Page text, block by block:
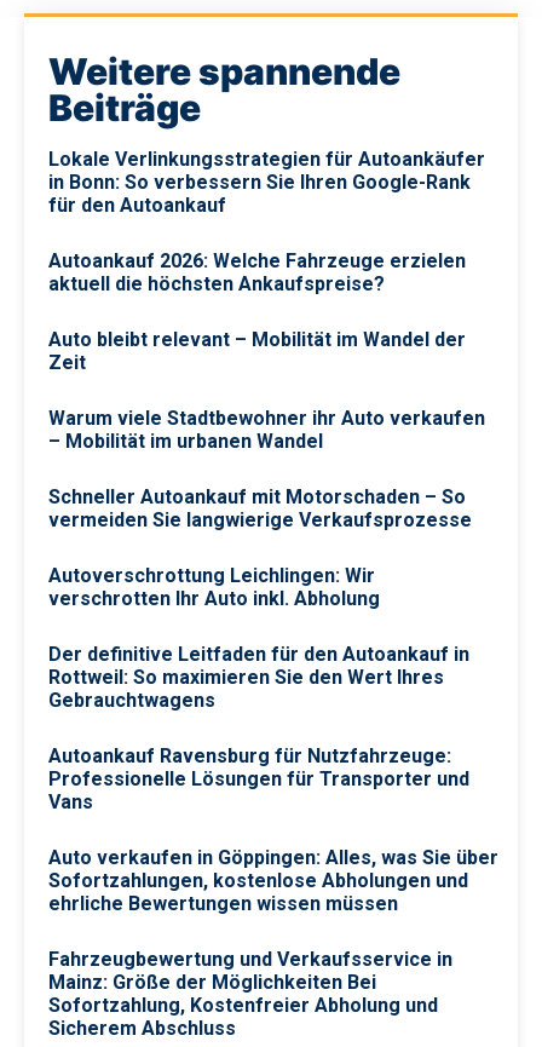
Weitere spannende
Beiträge
Lokale Verlinkungsstrategien für Autoankäufer
in Bonn: So verbessern Sie Ihren Google-Rank
für den Autoankauf
Autoankauf 2026: Welche Fahrzeuge erzielen
aktuell die höchsten Ankaufspreise?
Auto bleibt relevant – Mobilität im Wandel der
Zeit
Warum viele Stadtbewohner ihr Auto verkaufen
– Mobilität im urbanen Wandel
Schneller Autoankauf mit Motorschaden – So
vermeiden Sie langwierige Verkaufsprozesse
Autoverschrottung Leichlingen: Wir
verschrotten Ihr Auto inkl. Abholung
Der definitive Leitfaden für den Autoankauf in
Rottweil: So maximieren Sie den Wert Ihres
Gebrauchtwagens
Autoankauf Ravensburg für Nutzfahrzeuge:
Professionelle Lösungen für Transporter und
Vans
Auto verkaufen in Göppingen: Alles, was Sie über
Sofortzahlungen, kostenlose Abholungen und
ehrliche Bewertungen wissen müssen
Fahrzeugbewertung und Verkaufsservice in
Mainz: Größe der Möglichkeiten Bei
Sofortzahlung, Kostenfreier Abholung und
Sicherem Abschluss